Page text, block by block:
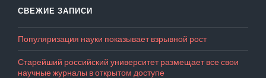
СВЕЖИЕ ЗАПИСИ
Популяризация науки показывает взрывной рост
Старейший российский университет размещает все свои
научные журналы в открытом доступе